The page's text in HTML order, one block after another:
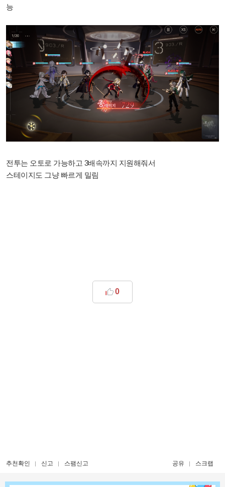
능
전투는 오토로 가능하고 3배속까지 지원해줘서
스테이지도 그냥 빠르게 밀림
0
추천확인 신고 스팸신고 공유 스크랩